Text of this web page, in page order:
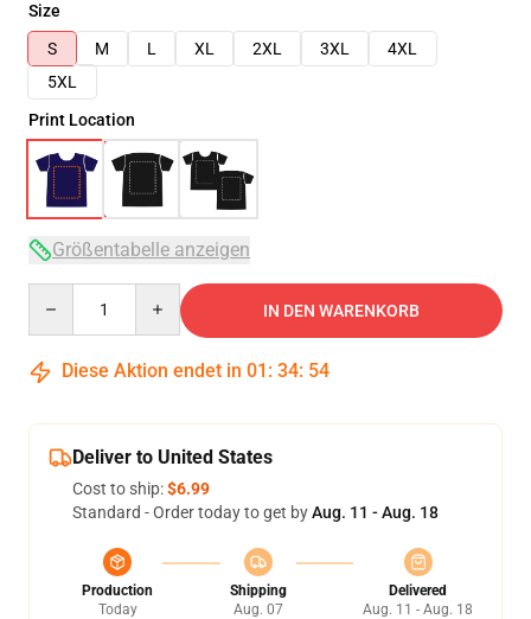
Size
S
M L XL 2XL 3XL
4XL
5XL
Print Location
Größentabelle anzeigen
IN DEN WARENKORB
Diese Aktion endet in 01 : 34: 54
Deliver to United States
Cost to ship:$6.99
Standard - Order today to get byAug. 11 - Aug. 18
Production
Today
Shipping
Aug. 07
Delivered
Aug. 11 - Aug. 18